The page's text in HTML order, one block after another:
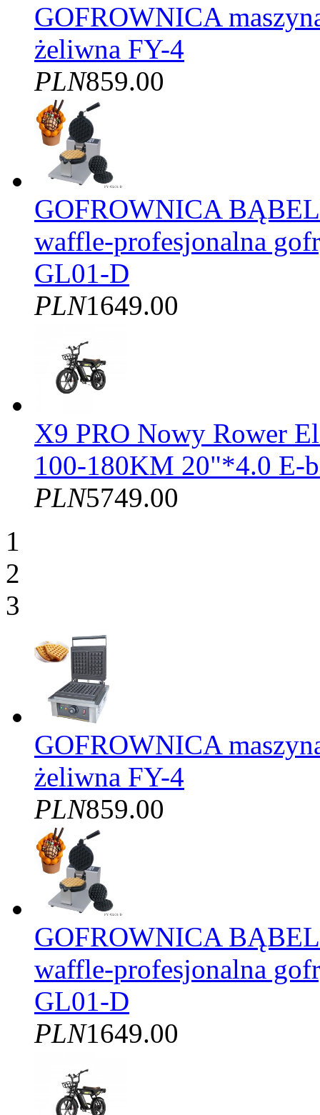
GOFROWNICA
żeliwna FY-4
PLN859.00
GOFROWNICA
waffle-profesjonalna
GL01-D
PLN1649.00
X9 PRO Nowy Rower
100-180KM 20"*4.0 E-
PLN5749.00
1
2
3
GOFROWNICA
żeliwna FY-4
PLN859.00
GOFROWNICA
waffle-profesjonalna
GL01-D
PLN1649.00